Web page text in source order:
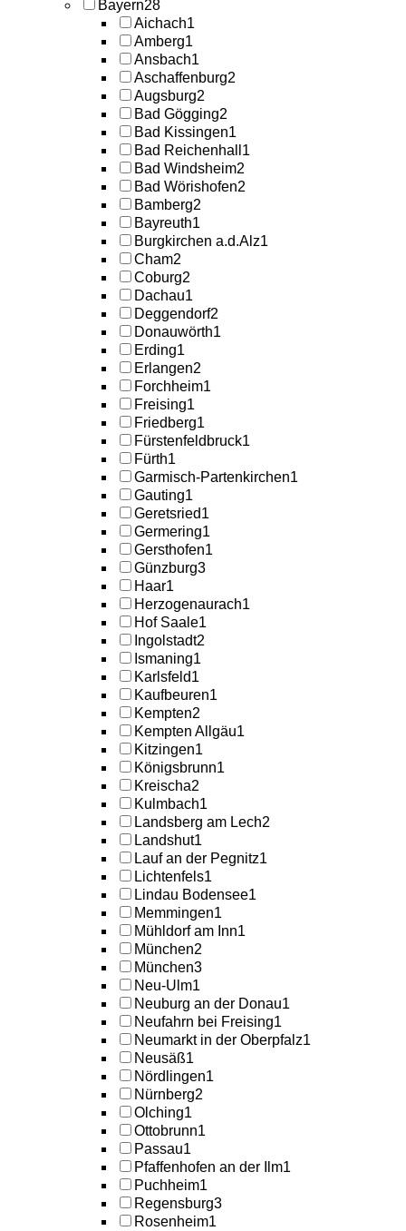
Bayern28
Aichach1
Amberg1
Ansbach1
Aschaffenburg2
Augsburg2
Bad Gögging2
Bad Kissingen1
Bad Reichenhall 1
Bad Windsheim2
Bad Wörishofen2
Bamberg2
Bayreuth1
Burgkirchen a.d.Alz1
Cham2
Coburg2
Dachau1
Deggendorf2
Donauwörth1
Erding1
Erlangen2
Forchheim1
Freising1
Friedberg1
Fürstenfeldbruck1
Fürth1
Garmisch-Partenkirchen1
Gauting1
Geretsried1
Germering1
Gersthofen1
Günzburg3
Haar1
Herzogenaurach1
Hof Saale1
Ingolstadt2
Ismaning1
Karlsfeld1
Kaufbeuren1
Kempten2
Kempten Allgäu1
Kitzingen1
Königsbrunn1
Kreischa2
Kulmbach1
Landsberg am Lech2
Landshut1
Lauf an der Pegnitz1
Lichtenfels1
Lindau Bodensee1
Memmingen1
Mühldorf am Inn1
München2
München3
Neu-Ulm1
Neuburg an der Donau1
Neufahrn bei Freising1
Neumarkt in der Oberpfalz1
Neusäß1
Nördlingen1
Nürnberg2
Olching1
Ottobrunn1
Passau1
Pfaffenhofen an der Ilm1
Puchheim1
Regensburg3
Rosenheim1